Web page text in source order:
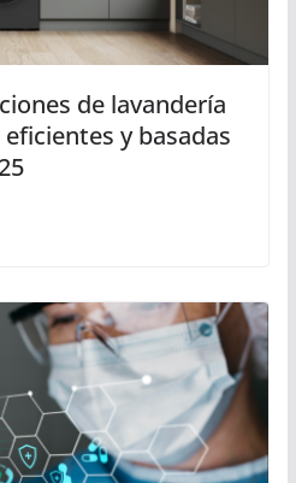
de lavandería
y basadas